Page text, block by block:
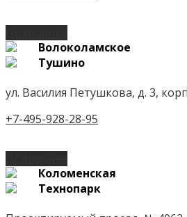
Волоколамское
Тушино
ул. Василия Петушкова, д. 3,
+7-495-928-28-95
Коломенская
Технопарк